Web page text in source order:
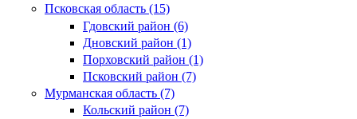
Псковская область (15)
Гдовский район (6)
Дновский район (1)
Порховский район (1)
Псковский район (7)
Мурманская область (7)
Кольский район (7)